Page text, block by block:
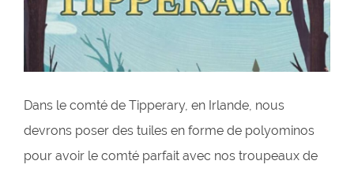
Dans le comté de Tipperary, en Irlande, nous
devrons poser des tuiles en forme de polyominos
pour avoir le comté parfait avec nos troupeaux de